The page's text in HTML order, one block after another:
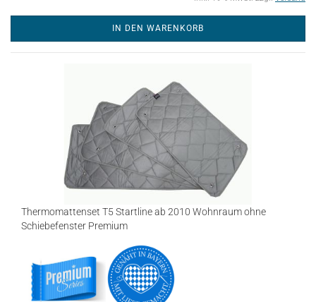
IN DEN WARENKORB
Thermomattenset T5 Startline ab 2010 Wohnraum ohne
Schiebefenster Premium